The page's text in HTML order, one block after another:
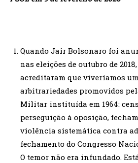
Quando Jair Bolsonaro foi
nas eleições de outubro de
acreditaram que viveríamos
arbitrariedades promovidos
Militar instituída em 1964:
perseguição à oposição,
violência sistemática contra
fechamento do Congresso
O temor não era infundado.